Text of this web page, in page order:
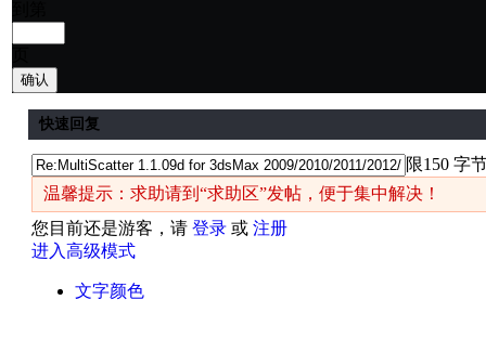
确认
快速回复
限150 字
温馨提示：求助请到“求助区”发帖，便于集中解决！
您目前还是游客，请 登录 或 注册
进入高级模式
文字颜色